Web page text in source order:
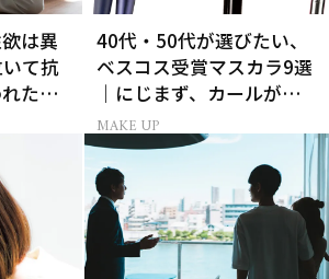
は異
て抗
た暴
告
40代・50代が選びたい、
ベスコス受賞マスカラ9選
｜にじまず、カールが続
く名品
MAKE UP